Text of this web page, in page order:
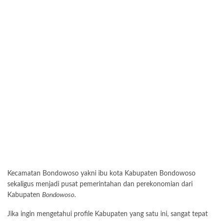
Kecamatan Bondowoso yakni ibu kota Kabupaten Bondowoso
sekaligus menjadi pusat pemerintahan dan perekonomian dari
Kabupaten Bondowoso.
Jika ingin mengetahui profile Kabupaten yang satu ini, sangat tepat